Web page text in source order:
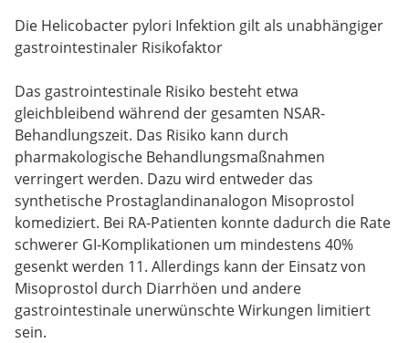
Die Helicobacter pylori Infektion gilt als unabhängiger
gastrointestinaler Risikofaktor
Das gastrointestinale Risiko besteht etwa
gleichbleibend während der gesamten NSAR-
Behandlungszeit. Das Risiko kann durch
pharmakologische Behandlungsmaßnahmen
verringert werden. Dazu wird entweder das
synthetische Prostaglandinanalogon Misoprostol
komediziert. Bei RA-Patienten konnte dadurch die Rate
schwerer GI-Komplikationen um mindestens 40%
gesenkt werden 11. Allerdings kann der Einsatz von
Misoprostol durch Diarrhöen und andere
gastrointestinale unerwünschte Wirkungen limitiert
sein.